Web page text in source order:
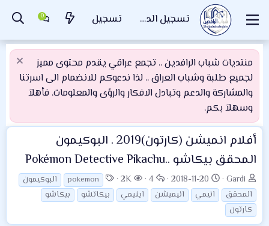
تسجيل الدخول تسجيل
منتديات شباب الرافدين .. تجمع عراقي يقدم محتوى مميز
لجميع طلبة وشباب العراق .. لذا ندعوكم للانضمام الى اسرتنا
والمشاركة والدعم وتبادل الافكار والرؤى والمعلومات. فأهلاَ
وسهلاَ بكم.
أفلام انميشن (كارتون)2019 . البوكيمون
المحقق بيكاشو ..Pokémon Detective Pikachu
ب
ا
د
ئ
Gardi
ت
ا
ر
2018-11-20
ا
ل
ر
4
ا
ل
م
2K
ا
ل
و
pokemon
البوكيمون
المحقق
انيمي انيميشن اينيمي بيكاتشو
بيكاشو
كارتون